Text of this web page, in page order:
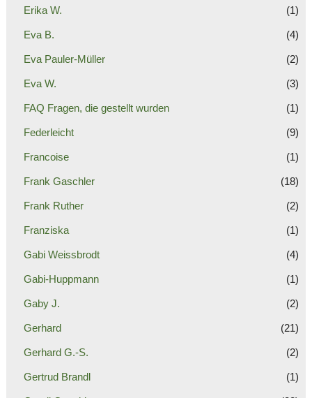
Erika W. (1)
Eva B. (4)
Eva Pauler-Müller (2)
Eva W. (3)
FAQ Fragen, die gestellt wurden (1)
Federleicht (9)
Francoise (1)
Frank Gaschler (18)
Frank Ruther (2)
Franziska (1)
Gabi Weissbrodt (4)
Gabi-Huppmann (1)
Gaby J. (2)
Gerhard (21)
Gerhard G.-S. (2)
Gertrud Brandl (1)